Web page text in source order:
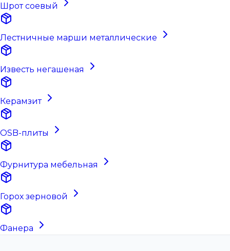
Шрот соевый
Лестничные марши металлические
Известь негашеная
Керамзит
OSB-плиты
Фурнитура мебельная
Горох зерновой
Фанера